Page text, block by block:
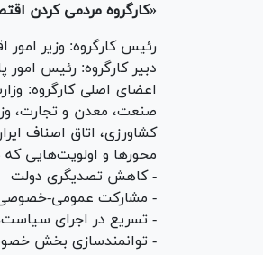
«کارگروه مردمی کردن
رئیس کارگروه: وزیر امور
دبیر کارگروه: رئیس
اعضای اصلی کارگروه:
صنعت، معدن و تجارت،
کشاورزی، اتاق اصناف
محور‌ها و اولویت‌هایی که
- کاهش تصدیگری دولت
- مشارکت عمومی-خصوصی
- تسریع در اجرای
- توانمندسازی بخش